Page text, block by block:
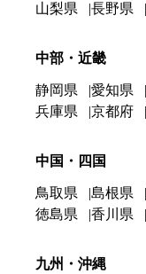
山梨県 長野県
中部・近畿
静岡県 愛知県
兵庫県
京都府
中国・四国
鳥取県 島根県
徳島県
香川県
九州・沖縄